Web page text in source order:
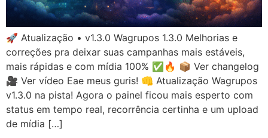
🚀 Atualização • v1.3.0 Wagrupos 1.3.0 Melhorias e
correções pra deixar suas campanhas mais estáveis,
mais rápidas e com mídia 100% ✅🔥 📦 Ver changelog
🎥 Ver vídeo Eae meus guris! 👊 Atualização Wagrupos
v1.3.0 na pista! Agora o painel ficou mais esperto com
status em tempo real, recorrência certinha e um upload
de mídia […]